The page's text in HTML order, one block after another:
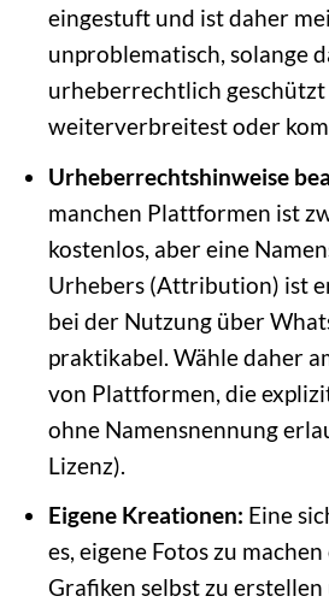
eingestuft und ist daher
unproblematisch, solange
urheberrechtlich
weiterverbreitest oder
Urheberrechtshinweise
manchen Plattformen ist
kostenlos, aber eine
Urhebers (Attribution) ist
bei der Nutzung über
praktikabel. Wähle daher
von Plattformen, die
ohne Namensnennung
Lizenz).
Eigene Kreationen: Eine
es, eigene Fotos zu
Grafiken selbst zu erstellen